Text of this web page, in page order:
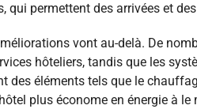
qui permettent des arrivées et
vont au-delà. De
hôteliers, tandis que les
des éléments tels que le
plus économe en énergie à le